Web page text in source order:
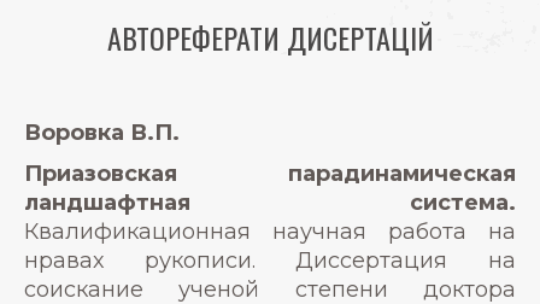
in
in
in
АВТОРЕФЕРАТИ ДИСЕРТАЦІЙ
Воровка В.П.
Приазовская парадинамическая
ландшафтная система.
Квалификационная научная работа на
нравах рукописи. Диссертация на
соискание ученой степени доктора